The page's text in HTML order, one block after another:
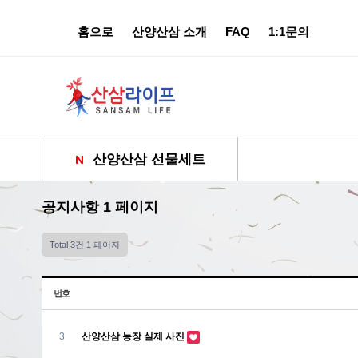
홈으로 산양산삼 소개 FAQ 1:1문의
산양산삼 선물세트
공지사항 1 페이지
Total 3건 1 페이지
번호
3 산양산삼 농장 실제 사진